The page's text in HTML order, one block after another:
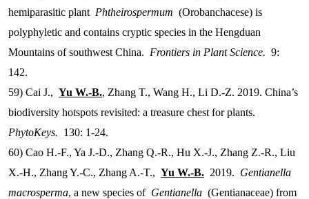
hemiparasitic plant Phtheirospermum (Orobanchacese) is
polyphyletic and contains cryptic species in the Hengduan
Mountains of southwest China. Frontiers in Plant Science. 9:
142.
59) Cai J., Yu W.-B., Zhang T., Wang H., Li D.-Z. 2019. China’s
biodiversity hotspots revisited: a treasure chest for plants.
PhytoKeys. 130: 1-24.
60) Cao H.-F., Ya J.-D., Zhang Q.-R., Hu X.-J., Zhang Z.-R., Liu
X.-H., Zhang Y.-C., Zhang A.-T., Yu W.-B. 2019. Gentianella
macrosperma, a new species of Gentianella (Gentianaceae) from